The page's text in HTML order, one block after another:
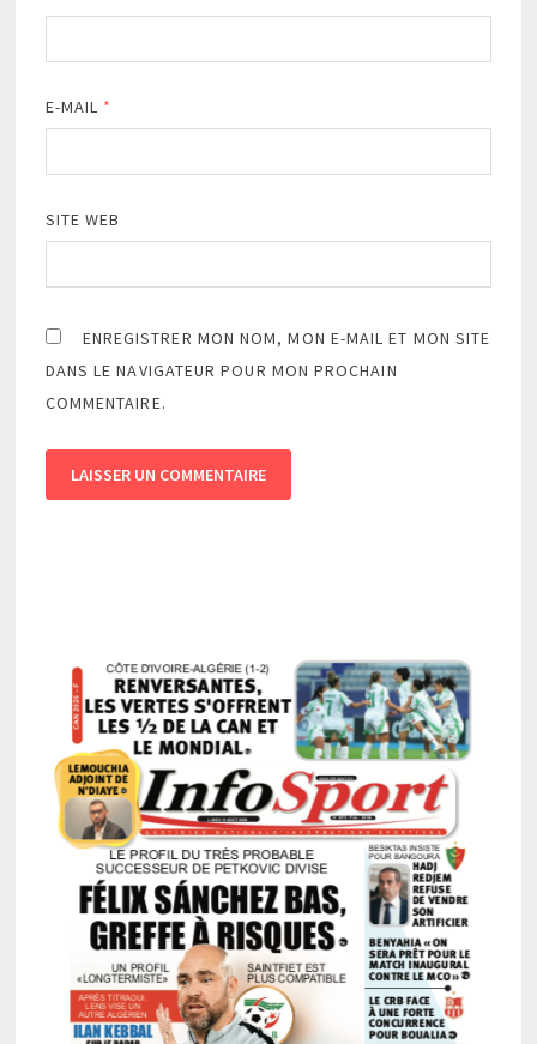
E-MAIL *
SITE WEB
ENREGISTRER MON NOM, MON E-MAIL ET MON SITE
DANS LE NAVIGATEUR POUR MON PROCHAIN
COMMENTAIRE.